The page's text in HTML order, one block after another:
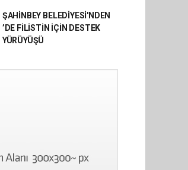
ŞAHİNBEY BELEDİYESİ'NDEN
’DE FİLİSTİN İÇİN DESTEK
YÜRÜYÜŞÜ